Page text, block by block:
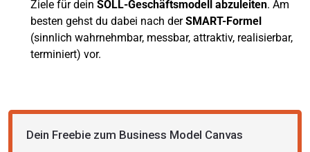
Ziele für dein SOLL-Geschäftsmodell abzuleiten. Am
besten gehst du dabei nach derSMART-Formel
(sinnlich wahrnehmbar, messbar, attraktiv, realisierbar,
terminiert) vor.
Dein Freebie zum Business Model Canvas